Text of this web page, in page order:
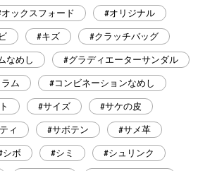
ックスフォード #オリジナル
#キズ #クラッチバッグ
なめし #グラディエーターサンダル
ム #コンビネーションなめし
#サイズ #サケの皮
ィ #サボテン #サメ革
シボ #シミ #シュリンク